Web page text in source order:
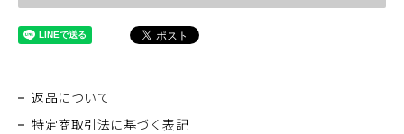
返品について
特定商取引法に基づく表記